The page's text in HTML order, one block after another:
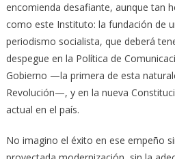
encomienda desafiante, aunque tan
como este Instituto: la fundación de
periodismo socialista, que deberá
despegue en la Política de
Gobierno —la primera de esta
Revolución—, y en la nueva
actual en el país.
No imagino el éxito en ese empeño